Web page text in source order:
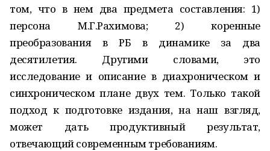
том, что в нем два предмета составления: 1)
персона М.Г.Рахимова; 2) коренные
преобразования в РБ в динамике за два
десятилетия. Другими словами, это
исследование и описание в диахроническом и
синхроническом плане двух тем. Только такой
подход к подготовке издания, на наш взгляд,
может дать продуктивный результат,
отвечающий современным требованиям.